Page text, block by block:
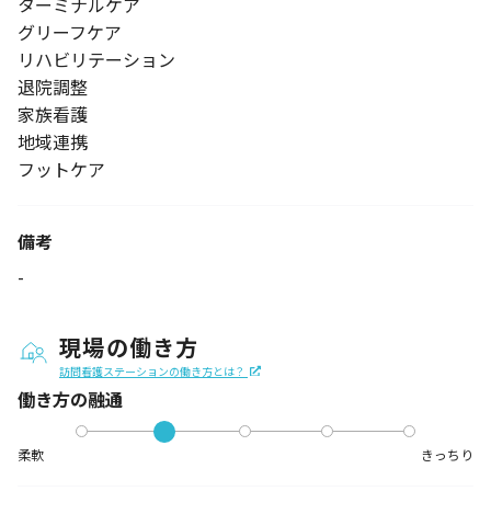
グリーフケア
リハビリテーション
退院調整
家族看護
地域連携
フットケア
備考
-
現場の働き方
訪問看護ステーションの働き方とは？
働き方の融通
柔軟 きっちり